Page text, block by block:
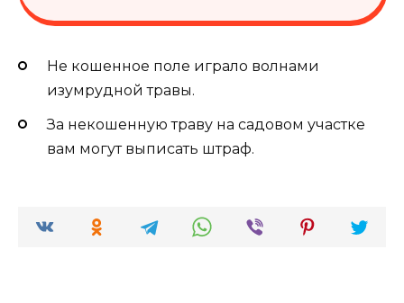
Не кошенное поле играло волнами
изумрудной травы.
За некошенную траву на садовом участке
вам могут выписать штраф.